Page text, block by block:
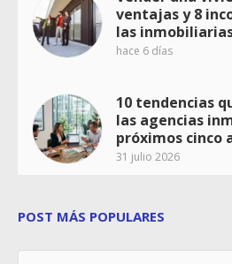
ventajas y 8
las
hace 6 días
10 tendencias
las agencias
próximos cinco
31 julio 2026
POST MÁS POPULARES